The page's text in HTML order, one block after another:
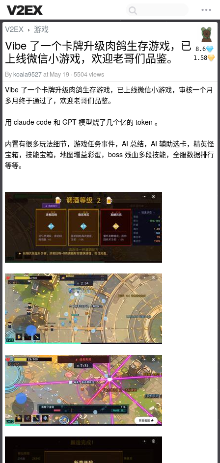
8.6
1.58
V2EX › 游戏
Vibe 了一个卡牌升级肉鸽生存游戏，已
上线微信小游戏，欢迎老哥们品鉴。
Bykoala9527at May 19 · 5504 views
Vibe 了一个卡牌升级肉鸽生存游戏，已上线微信小游戏，审核一个月
多月终于通过了，欢迎老哥们品鉴。
用 claude code 和 GPT 模型烧了几个亿的 token 。
内置有很多玩法细节，游戏任务事件，AI 总结，AI 辅助选卡，精英怪
宝箱，技能宝箱，地图增益彩蛋，boss 残血多段技能，全服数据排行
等等。